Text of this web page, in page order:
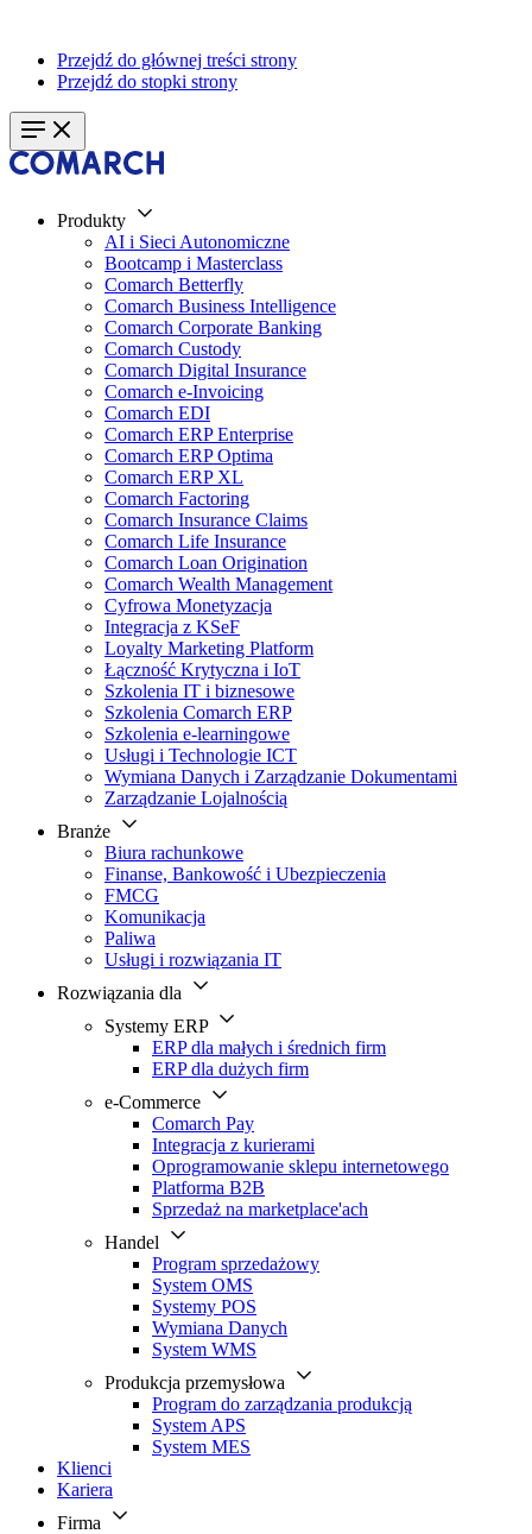
Przejdź do głównej treści strony
Przejdź do stopki strony
Produkty
AI i Sieci Autonomiczne
Bootcamp i Masterclass
Comarch Betterfly
Comarch Business Intelligence
Comarch Corporate Banking
Comarch Custody
Comarch Digital Insurance
Comarch e-Invoicing
Comarch EDI
Comarch ERP Enterprise
Comarch ERP Optima
Comarch ERP XL
Comarch Factoring
Comarch Insurance Claims
Comarch Life Insurance
Comarch Loan Origination
Comarch Wealth Management
Cyfrowa Monetyzacja
Integracja z KSeF
Loyalty Marketing Platform
Łączność Krytyczna i IoT
Szkolenia IT i biznesowe
Szkolenia Comarch ERP
Szkolenia e-learningowe
Usługi i Technologie ICT
Wymiana Danych i Zarządzanie Dokumentami
Zarządzanie Lojalnością
Branże
Biura rachunkowe
Finanse, Bankowość i Ubezpieczenia
FMCG
Komunikacja
Paliwa
Usługi i rozwiązania IT
Rozwiązania dla
Systemy ERP
ERP dla małych i średnich firm
ERP dla dużych firm
e-Commerce
Comarch Pay
Integracja z kurierami
Oprogramowanie sklepu internetowego
Platforma B2B
Sprzedaż na marketplace'ach
Handel
Program sprzedażowy
System OMS
Systemy POS
Wymiana Danych
System WMS
Produkcja przemysłowa
Program do zarządzania produkcją
System APS
System MES
Klienci
Kariera
Firma